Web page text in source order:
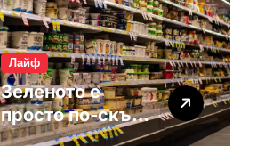
Лайф
Зеленото е
просто по-скъп
маркетинг